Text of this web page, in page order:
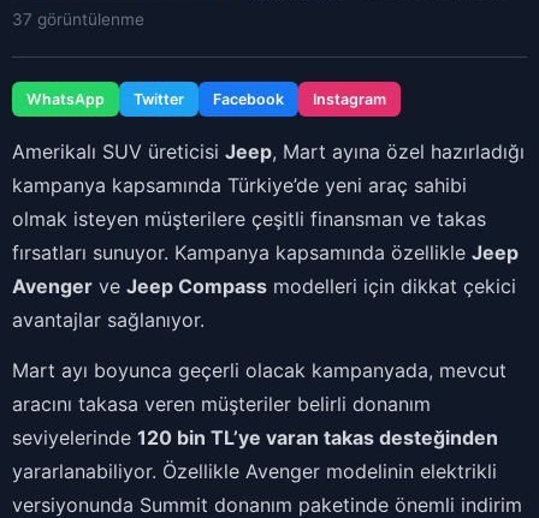
37 görüntülenme
WhatsApp Twitter Facebook Instagram
Amerikalı SUV üreticisi Jeep, Mart ayına özel hazırladığı
kampanya kapsamında Türkiye’de yeni araç sahibi
olmak isteyen müşterilere çeşitli finansman ve takas
fırsatları sunuyor. Kampanya kapsamında özellikle Jeep
Avenger ve Jeep Compass modelleri için dikkat çekici
avantajlar sağlanıyor.
Mart ayı boyunca geçerli olacak kampanyada, mevcut
aracını takasa veren müşteriler belirli donanım
seviyelerinde 120 bin TL’ye varan takas desteğinden
yararlanabiliyor. Özellikle Avenger modelinin elektrikli
versiyonunda Summit donanım paketinde önemli indirim